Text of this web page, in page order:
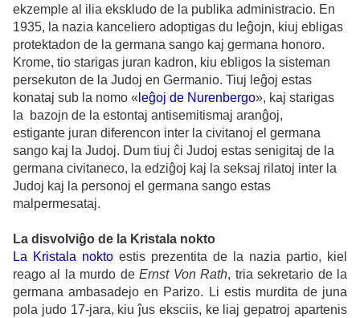
ekzemple al ilia ekskludo de la publika administracio. En
1935, la nazia kanceliero adoptigas du leĝojn, kiuj ebligas
protektadon de la germana sango kaj germana honoro.
Krome, tio starigas juran kadron, kiu ebligos la sisteman
persekuton de la Judoj en Germanio. Tiuj leĝoj estas
konataj sub la nomo « leĝoj de Nurenbergo», kaj starigas
la bazojn de la estontaj antisemitismaj aranĝoj,
estigante juran diferencon inter la civitanoj el germana
sango kaj la Judoj. Dum tiuj ĉi Judoj estas senigitaj de la
germana civitaneco, la edziĝoj kaj la seksaj rilatoj inter la
Judoj kaj la personoj el germana sango estas
malpermesataj.
La disvolviĝo de la Kristala nokto
La Kristala nokto estis prezentita de la nazia partio, kiel
reago al la murdo deErnst Von Rath, tria sekretario de la
germana ambasadejo en Parizo. Li estis murdita de juna
pola judo 17-jara, kiu ĵus eksciis, ke liaj gepatroj apartenis